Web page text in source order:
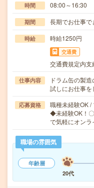
時間 08:00～16:30
期間 長期でお仕事で
時給 時給1250円
交通費
交通費規定内支
仕事内容
ドラム缶の製
試しにお仕事
応募資格
職種未経験OK /
◆未経験OK！
で気軽にオン
職場の雰囲気
年齢層
20代